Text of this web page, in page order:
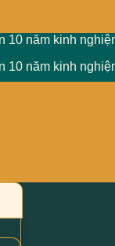
10 năm kinh
10 năm kinh